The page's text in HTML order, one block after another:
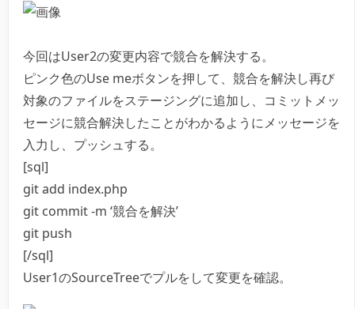
今回はUser2の変更内容で競合を解決する。
ピンク色のUse meボタンを押して、競合を解決し再び
対象のファイルをステージングに追加し、コミットメッ
セージに競合解決したことがわかるようにメッセージを
入力し、プッシュする。
[sql]
git add index.php
git commit -m ‘競合を解決’
git push
[/sql]
User1のSourceTreeでプルをして変更を確認。